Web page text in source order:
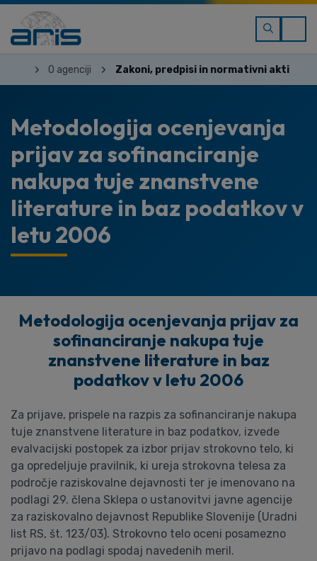
O agenciji Zakoni, predpisi in normativni akti
Metodologija ocenjevanja
prijav za sofinanciranje
nakupa tuje znanstvene
literature in baz podatkov v
letu 2006
Metodologija ocenjevanja prijav za
sofinanciranje nakupa tuje
znanstvene literature in baz
podatkov v letu 2006
Za prijave, prispele na razpis za sofinanciranje nakupa
tuje znanstvene literature in baz podatkov, izvede
evalvacijski postopek za izbor prijav strokovno telo, ki
ga opredeljuje pravilnik, ki ureja strokovna telesa za
področje raziskovalne dejavnosti ter je imenovano na
podlagi 29. člena Sklepa o ustanovitvi javne agencije
za raziskovalno dejavnost Republike Slovenije (Uradni
list RS, št. 123/03). Strokovno telo oceni posamezno
prijavo na podlagi spodaj navedenih meril.